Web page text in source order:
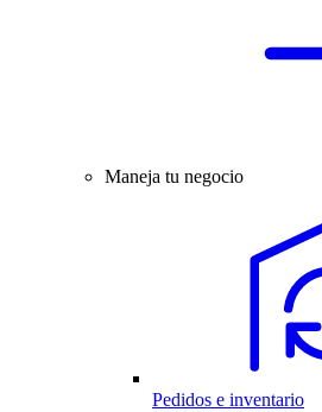
Maneja tu negocio
Pedidos e inventario